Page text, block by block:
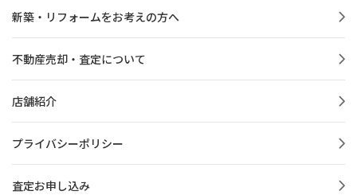
新築・リフォームをお考えの方へ
不動産売却・査定について
店舗紹介
プライバシーポリシー
査定お申し込み